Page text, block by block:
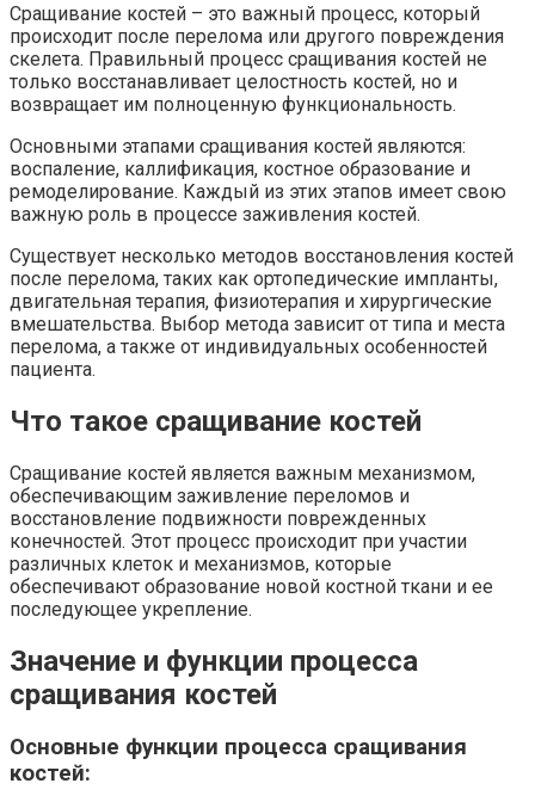
Сращивание костей – это важный процесс, который
происходит после перелома или другого повреждения
скелета. Правильный процесс сращивания костей не
только восстанавливает целостность костей, но и
возвращает им полноценную функциональность.
Основными этапами сращивания костей являются:
воспаление, каллификация, костное образование и
ремоделирование. Каждый из этих этапов имеет свою
важную роль в процессе заживления костей.
Существует несколько методов восстановления костей
после перелома, таких как ортопедические импланты,
двигательная терапия, физиотерапия и хирургические
вмешательства. Выбор метода зависит от типа и места
перелома, а также от индивидуальных особенностей
пациента.
Что такое сращивание костей
Сращивание костей является важным механизмом,
обеспечивающим заживление переломов и
восстановление подвижности поврежденных
конечностей. Этот процесс происходит при участии
различных клеток и механизмов, которые
обеспечивают образование новой костной ткани и ее
последующее укрепление.
Значение и функции процесса
сращивания костей
Основные функции процесса сращивания
костей: